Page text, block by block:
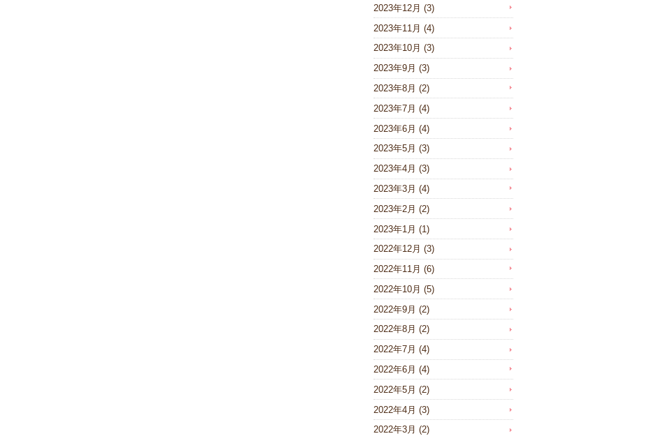
2023年12月 (3)
2023年11月 (4)
2023年10月 (3)
2023年9月 (3)
2023年8月 (2)
2023年7月 (4)
2023年6月 (4)
2023年5月 (3)
2023年4月 (3)
2023年3月 (4)
2023年2月 (2)
2023年1月 (1)
2022年12月 (3)
2022年11月 (6)
2022年10月 (5)
2022年9月 (2)
2022年8月 (2)
2022年7月 (4)
2022年6月 (4)
2022年5月 (2)
2022年4月 (3)
2022年3月 (2)